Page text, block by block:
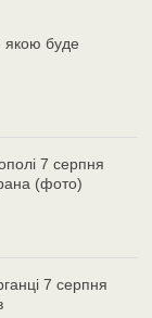
якою буде
7 серпня
(фото)
7 серпня